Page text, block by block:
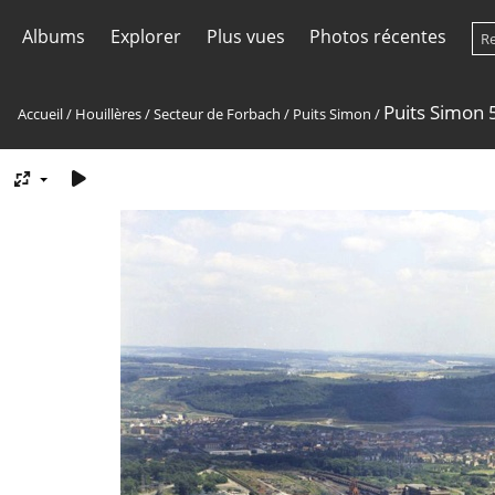
Albums Explorer Plus vues Photos récentes
Accueil/ Houillères/Secteur de Forbach / Puits Simon / Puits Simon